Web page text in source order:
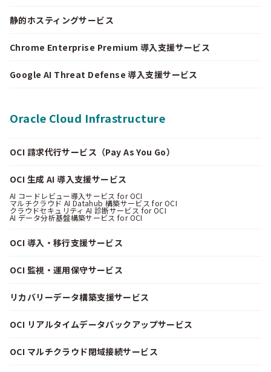
静的ホスティングサービス
Chrome Enterprise Premium 導入支援サービス
Google AI Threat Defense 導入支援サービス
Oracle Cloud Infrastructure
OCI 請求代行サービス（Pay As You Go）
OCI 生成 AI 導入支援サービス
AI コードレビュー導入サービス for OCI
マルチクラウド AI Datahub 構築サービス for OCI
クラウドセキュリティ AI 診断サービス for OCI
AI データ分析基盤構築サービス for OCI
OCI 導入・移行支援サービス
OCI 監視・運用保守サービス
リカバリーデータ構築支援サービス
OCI リアルタイムデータバックアップサービス
OCI マルチクラウド閉域接続サービス